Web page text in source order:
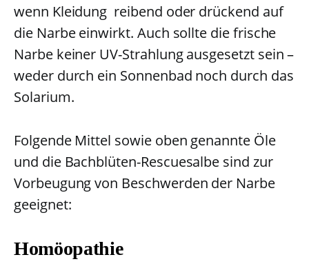
wenn Kleidung reibend oder drückend auf
die Narbe einwirkt. Auch sollte die frische
Narbe keiner UV-Strahlung ausgesetzt sein –
weder durch ein Sonnenbad noch durch das
Solarium.
Folgende Mittel sowie oben genannte Öle
und die Bachblüten-Rescuesalbe sind zur
Vorbeugung von Beschwerden der Narbe
geeignet:
Homöopathie